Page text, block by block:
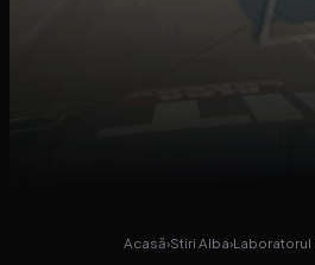
Acasă›Stiri Alba›Laboratorul